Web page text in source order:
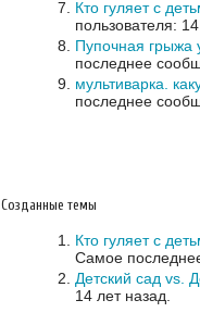
Кто гуляет с
пользователя:
Пупочная грыжа
последнее
мультиварка.
последнее
Созданные темы
Кто гуляет с
Самое
Детский сад vs.
14 лет назад.